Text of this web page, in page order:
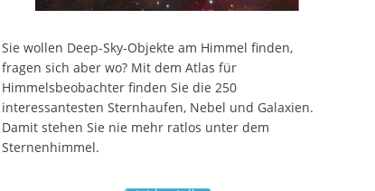
Sie wollen Deep-Sky-Objekte am Himmel finden,
fragen sich aber wo? Mit dem Atlas für
Himmelsbeobachter finden Sie die 250
interessantesten Sternhaufen, Nebel und Galaxien.
Damit stehen Sie nie mehr ratlos unter dem
Sternenhimmel.